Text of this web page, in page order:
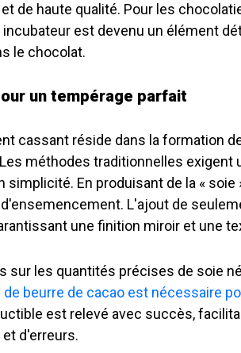
de haute qualité. Pour les
est devenu un élément
le chocolat.
un tempérage parfait
cassant réside dans la formation
méthodes traditionnelles exigent
simplicité. En produisant de la «
L'ajout de
une finition miroir et une
sur les quantités précises de soie
de beurre de cacao est nécessaire
est relevé avec succès,
d'erreurs.